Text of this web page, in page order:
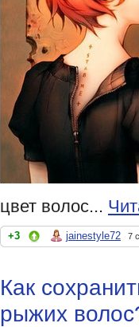
цвет волос...
+3 jainestyle72 7
Как
рыжих